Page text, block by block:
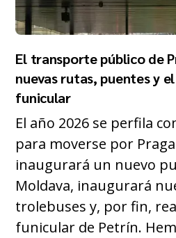
El transporte público de
nuevas rutas, puentes y
funicular
El año 2026 se perfila
para moverse por
inaugurará un nuevo
Moldava, inaugurará
trolebuses y, por fin,
funicular de Petrín.